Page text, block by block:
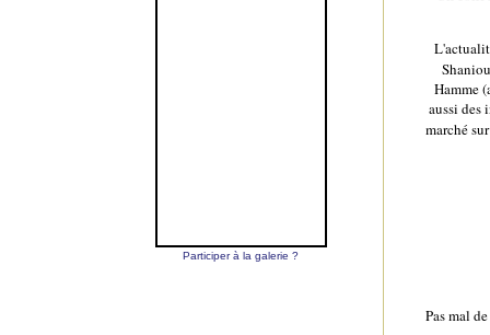
Participer à la galerie ?
Hamme
aussi des
marché
Pas mal